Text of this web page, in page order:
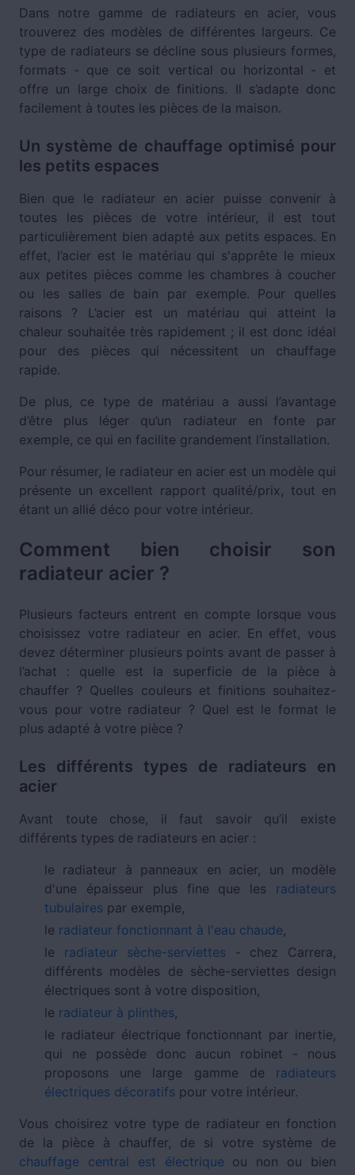
Dans notre gamme de radiateurs en acier, vous
trouverez des modèles de différentes largeurs. Ce
type de radiateurs se décline sous plusieurs formes,
formats - que ce soit vertical ou horizontal - et
offre un large choix de finitions. Il s’adapte donc
facilement à toutes les pièces de la maison.
Un système de chauffage optimisé pour
les petits espaces
Bien que le radiateur en acier puisse convenir à
toutes les pièces de votre intérieur, il est tout
particulièrement bien adapté aux petits espaces. En
effet, l’acier est le matériau qui s'apprête le mieux
aux petites pièces comme les chambres à coucher
ou les salles de bain par exemple. Pour quelles
raisons ? L’acier est un matériau qui atteint la
chaleur souhaitée très rapidement ; il est donc idéal
pour des pièces qui nécessitent un chauffage
rapide.
De plus, ce type de matériau a aussi l’avantage
d’être plus léger qu’un radiateur en fonte par
exemple, ce qui en facilite grandement l’installation.
Pour résumer, le radiateur en acier est un modèle qui
présente un excellent rapport qualité/prix, tout en
étant un allié déco pour votre intérieur.
Comment bien choisir son
radiateur acier ?
Plusieurs facteurs entrent en compte lorsque vous
choisissez votre radiateur en acier. En effet, vous
devez déterminer plusieurs points avant de passer à
l’achat : quelle est la superficie de la pièce à
chauffer ? Quelles couleurs et finitions souhaitez-
vous pour votre radiateur ? Quel est le format le
plus adapté à votre pièce ?
Les différents types de radiateurs en
acier
Avant toute chose, il faut savoir qu’il existe
différents types de radiateurs en acier :
le radiateur à panneaux en acier, un modèle
d'une épaisseur plus fine que les radiateurs
tubulaires par exemple,
le radiateur fonctionnant à l'eau chaude,
le radiateur sèche-serviettes - chez Carrera,
différents modèles de sèche-serviettes design
électriques sont à votre disposition,
le radiateur à plinthes,
le radiateur électrique fonctionnant par inertie,
qui ne possède donc aucun robinet - nous
proposons une large gamme de radiateurs
électriques décoratifs pour votre intérieur.
Vous choisirez votre type de radiateur en fonction
de la pièce à chauffer, de si votre système de
chauffage central est électrique ou non ou bien